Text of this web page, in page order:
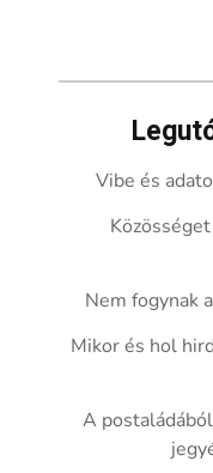
Vibe és
Nem fogynak
Mikor és hol
A